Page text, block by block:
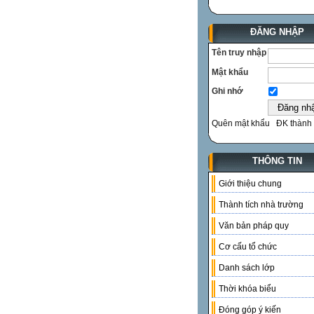
ĐĂNG NHẬP
Tên truy nhập
Mật khẩu
Ghi nhớ
Quên mật khẩu ĐK thành
THÔNG TIN
Giới thiệu chung
Thành tích nhà trường
Văn bản pháp quy
Cơ cấu tổ chức
Danh sách lớp
Thời khóa biểu
Đóng góp ý kiến